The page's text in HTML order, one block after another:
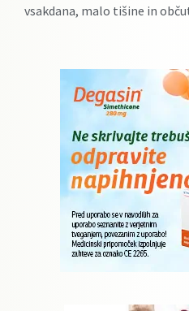
vsakdana, malo tišine in